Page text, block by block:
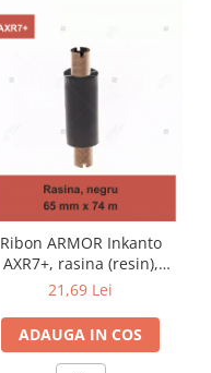
Ribon ARMOR Inkanto
AXR7+, rasina (resin),
negru, 65mmx74M, OUT
21,69 Lei
ADAUGA IN COS